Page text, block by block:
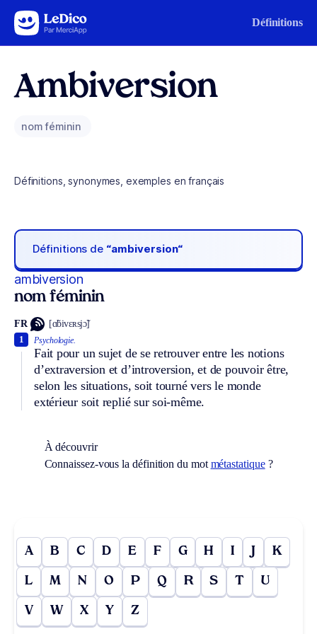
Aller au contenu Définitions
Ambiversion
nom féminin
Définitions, synonymes, exemples en français
Définitions de “ambiversion“
ambiversion
nom féminin
FR [ɑ̃bivɛʀsjɔ̃]
Psychologie.
Fait pour un sujet de se retrouver entre les notions
d’extraversion et d’introversion, et de pouvoir être,
selon les situations, soit tourné vers le monde
extérieur soit replié sur soi-même.
1
À découvrir
Connaissez-vous la définition du mot métastatique?
A B C D E F G H I J K
L M N O P Q R S T U
V W X Y Z